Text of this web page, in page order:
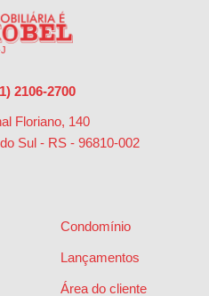
2106-2700
Floriano, 140
Sul - RS - 96810-002
Condomínio
Lançamentos
Área do cliente